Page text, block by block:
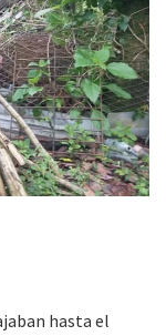
hasta el